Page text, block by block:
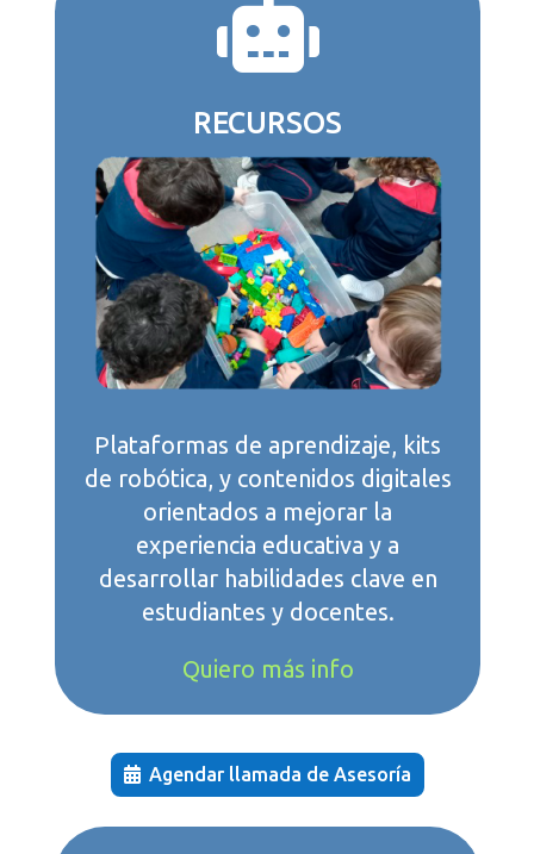

RECURSOS
Plataformas de aprendizaje, kits
de robótica, y contenidos digitales
orientados a mejorar la
experiencia educativa y a
desarrollar habilidades clave en
estudiantes y docentes.
Quiero más info
Agendar llamada de Asesoría